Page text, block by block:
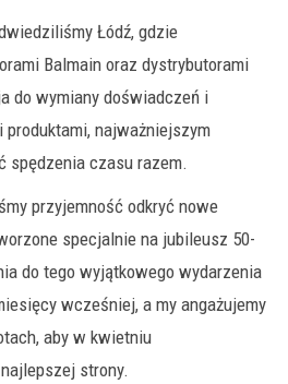
Łódź, gdzie
Balmain oraz dystrybutorami
do wymiany doświadczeń i
najważniejszym
spędzenia czasu razem.
przyjemność odkryć nowe
specjalnie na jubileusz 50-
do tego wyjątkowego wydarzenia
wcześniej, a my angażujemy
aby w kwietniu
strony.